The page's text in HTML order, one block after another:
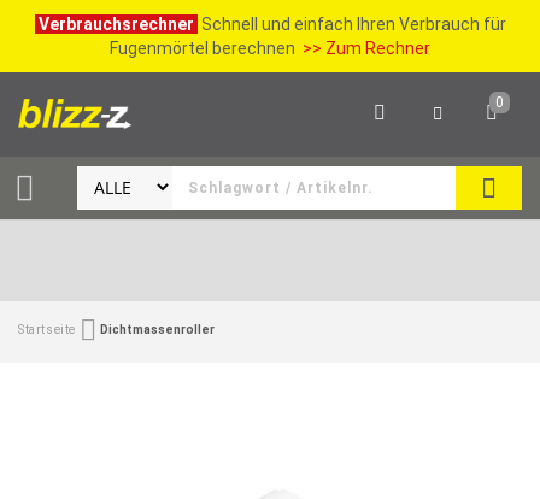
Verbrauchsrechner Schnell und einfach Ihren Verbrauch für
Fugenmörtel berechnen >> Zum Rechner
SUCHE
0
Startseite Dichtmassenroller